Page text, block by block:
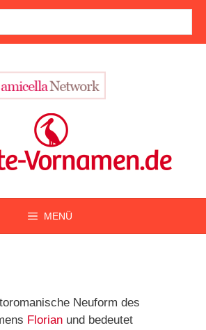
MENÜ
Neuform des
Florian und bedeutet